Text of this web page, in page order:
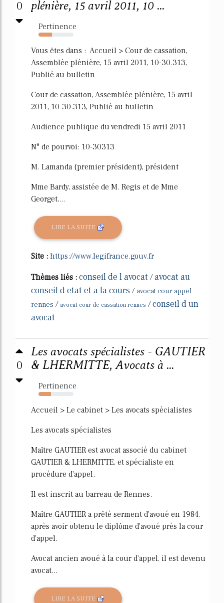
0
plénière, 15 avril 2011, 10 ...
Pertinence
38%
Vous êtes dans : Accueil > Cour de cassation,
Assemblée plénière, 15 avril 2011, 10-30.313,
Publié au bulletin
Cour de cassation, Assemblée plénière, 15 avril
2011, 10-30.313, Publié au bulletin
Audience publique du vendredi 15 avril 2011
N° de pourvoi: 10-30313
M. Lamanda (premier président), président
Mme Bardy, assistée de M. Regis et de Mme
Georget,...
LIRE LA SUITE
Site : https://www.legifrance.gouv.fr
Thèmes liés : conseil de l avocat /avocat au
conseil d etat et a la cours / avocat cour appel
rennes / avocat cour de cassation rennes /conseil d un
avocat
0
Les avocats spécialistes - GAUTIER
& LHERMITTE, Avocats à ...
Pertinence
35%
Accueil > Le cabinet > Les avocats spécialistes
Les avocats spécialistes
Maître GAUTIER est avocat associé du cabinet
GAUTIER & LHERMITTE, et spécialiste en
procédure d'appel.
Il est inscrit au barreau de Rennes.
Maître GAUTIER a prêté serment d'avoué en 1984,
après avoir obtenu le diplôme d'avoué près la cour
d'appel.
Avocat ancien avoué à la cour d'appel, il est devenu
avocat...
LIRE LA SUITE